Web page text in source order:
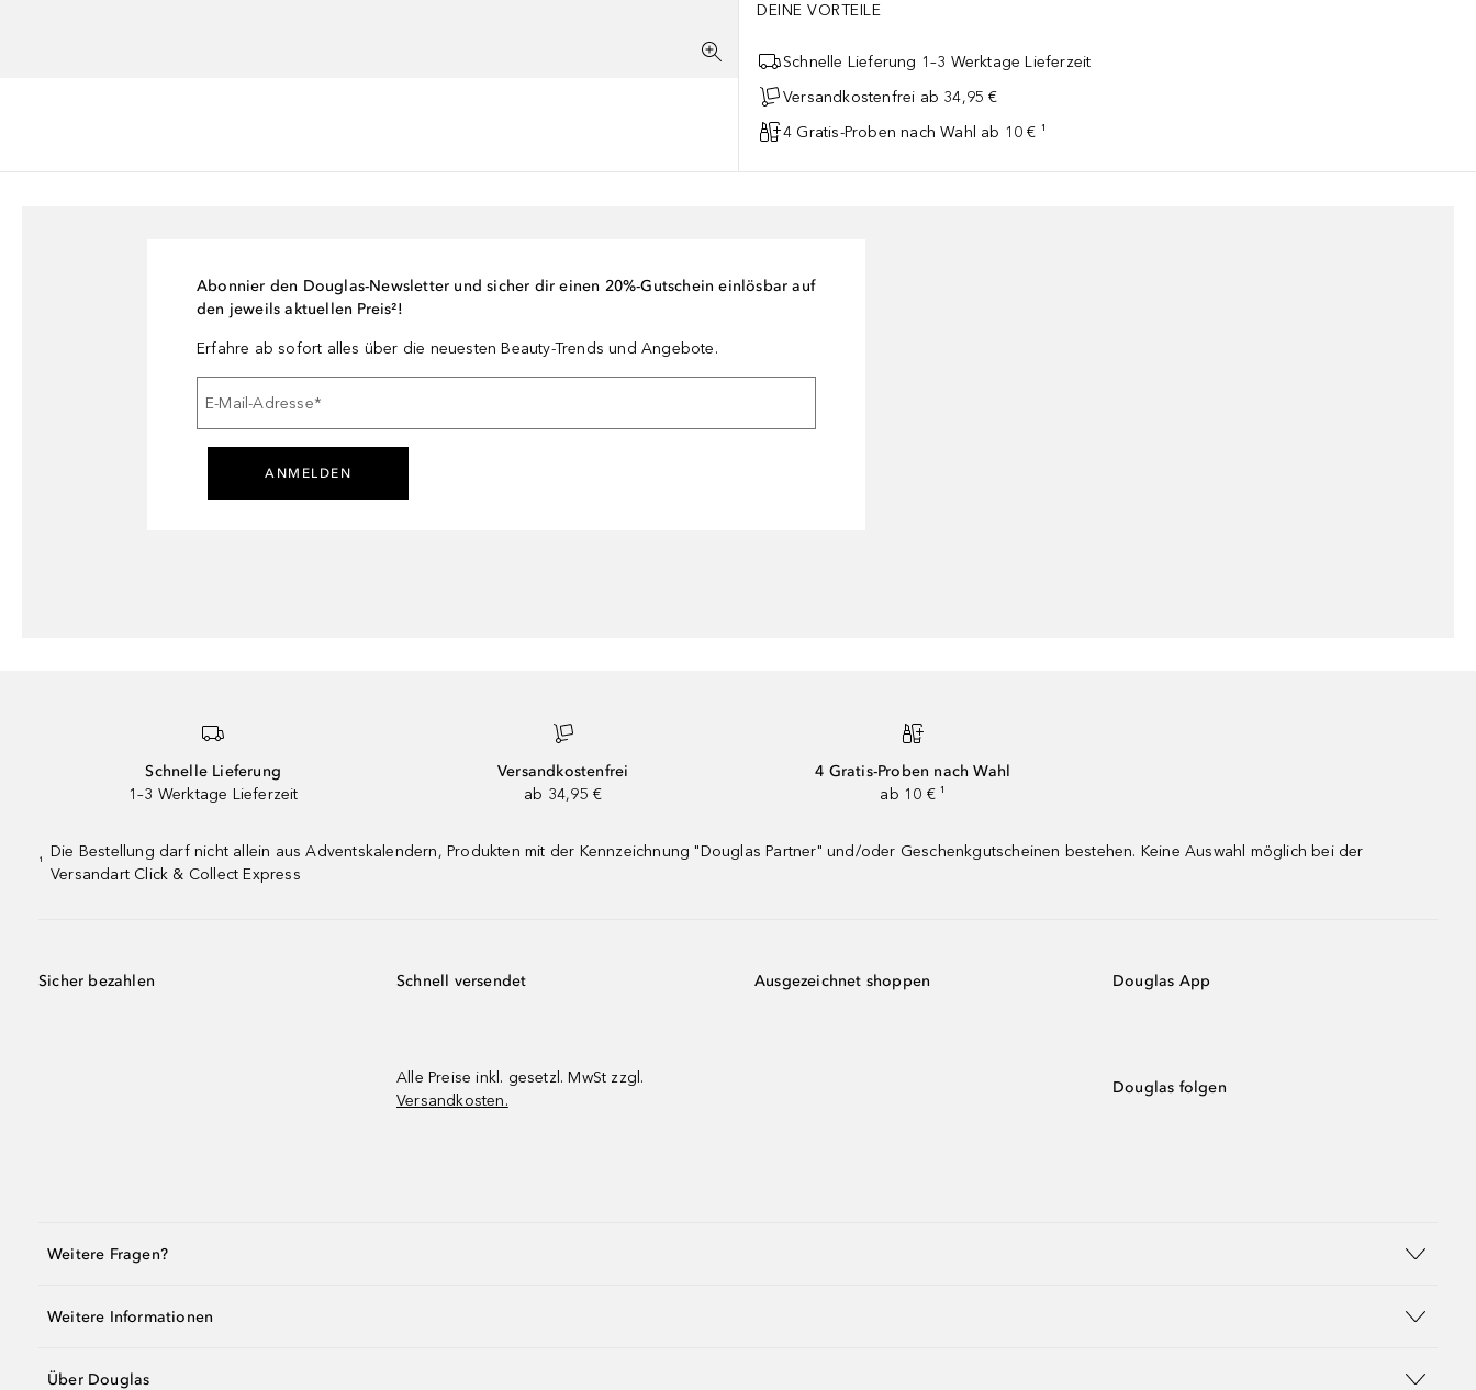
DEINE VORTEILE
Schnelle Lieferung 1–3 Werktage Lieferzeit
Versandkostenfrei ab 34,95 €
4 Gratis-Proben nach Wahl ab 10 € ¹
Abonnier den Douglas-Newsletter und sicher dir einen 20%-Gutschein einlösbar auf
den jeweils aktuellen Preis²!
Erfahre ab sofort alles über die neuesten Beauty-Trends und Angebote.
E-Mail-Adresse*
ANMELDEN
Schnelle Lieferung
1–3 Werktage Lieferzeit
Versandkostenfrei
ab 34,95 €
4 Gratis-Proben nach Wahl
ab 10 € ¹
¹
Die Bestellung darf nicht allein aus Adventskalendern, Produkten mit der Kennzeichnung "Douglas Partner" und/oder Geschenkgutscheinen bestehen. Keine Auswahl möglich bei der
Versandart Click & Collect Express
Sicher bezahlen Schnell versendet
Alle Preise inkl. gesetzl. MwSt zzgl.
Versandkosten.
Ausgezeichnet shoppen Douglas App
Douglas folgen
Weitere Fragen?
Weitere Informationen
Über Douglas